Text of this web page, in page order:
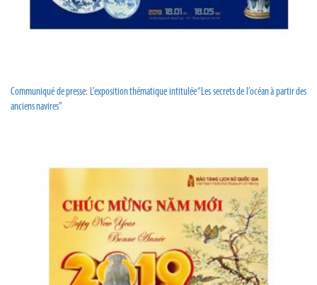
Communiqué de presse: L’exposition thématique intitulée “Les secrets de l’océan à partir des
anciens navires”